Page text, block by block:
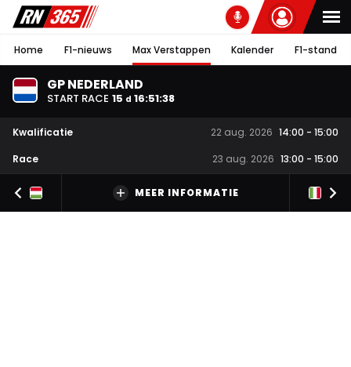
Home F1-nieuws Max Verstappen Kalender F1-stand
GP NEDERLAND
START RACE 15 d 16:51:38
Kwalificatie 22 aug. 2026 14:00 - 15:00
Race
23 aug. 2026 13:00 - 15:00
MEER INFORMATIE